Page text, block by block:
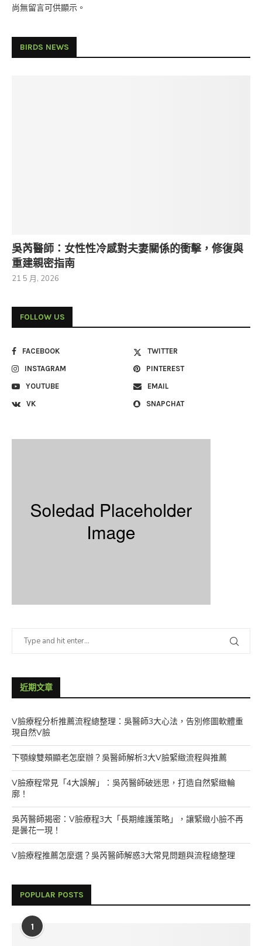
尚無留言可供顯示。
BIRDS NEWS
吳芮醫師：女性性冷感對夫妻關係的衝擊，修復與
重建親密指南
21 5 月, 2026
FOLLOW US
FACEBOOK
TWITTER
INSTAGRAM
PINTEREST
YOUTUBE
EMAIL
VK
SNAPCHAT
近期文章
V臉療程分析推薦流程總整理：吳醫師3大心法，告別修圖軟體重
現自然V臉
下顎線雙頰顯老怎麼辦？吳醫師解析3大V臉緊緻流程與推薦
V臉療程常見「4大誤解」：吳芮醫師破迷思，打造自然緊緻輪
廓！
吳芮醫師揭密：V臉療程3大「長期維護策略」，讓緊緻小臉不再
是曇花一現！
V臉療程推薦怎麼選？吳芮醫師解惑3大常見問題與流程總整理
POPULAR POSTS
1